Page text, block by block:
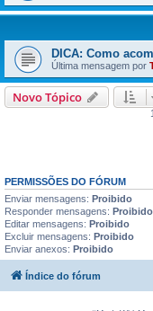
DICA: Como
Última mensagem por
Novo Tópico
PERMISSÕES DO FÓRUM
Enviar mensagens: Proibido
Responder mensagens: Proibido
Editar mensagens: Proibido
Excluir mensagens: Proibido
Enviar anexos: Proibido
Índice do fórum